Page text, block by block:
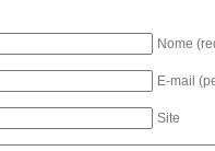
Nome
E-mail
Site